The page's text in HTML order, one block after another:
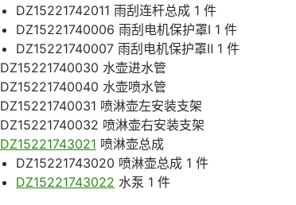
DZ15221742011 雨刮连杆总成 1 件
DZ15221740006 雨刮电机保护罩Ⅰ 1 件
DZ15221740007 雨刮电机保护罩Ⅱ 1 件
DZ15221740030 水壶进水管
DZ15221740040 水壶喷水管
DZ15221740031 喷淋壶左安装支架
DZ15221740032 喷淋壶右安装支架
DZ15221743021 喷淋壶总成
DZ15221743020 喷淋壶总成 1 件
DZ15221743022 水泵 1 件